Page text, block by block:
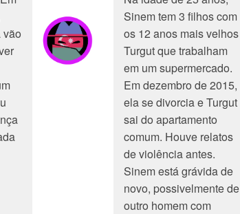
vão
Sinem tem 3 filhos com
os 12 anos mais velhos
Turgut que trabalham
em um supermercado.
Em dezembro de 2015,
ela se divorcia e Turgut
sai do apartamento
comum. Houve relatos
de violência antes.
Sinem está grávida de
novo, possivelmente de
outro homem com